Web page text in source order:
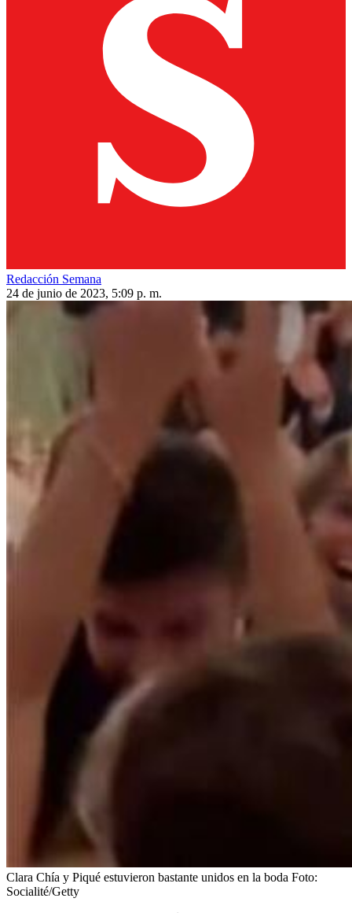
Redacción Semana
24 de junio de 2023, 5:09 p. m.
Clara Chía y Piqué estuvieron bastante unidos en la boda Foto:
Socialité/Getty